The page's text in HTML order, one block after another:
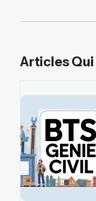
Articles